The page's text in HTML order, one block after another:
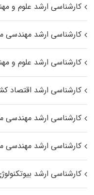
کارشناسی ارشد علوم و
کارشناسی ارشد مهندسی
کارشناسی ارشد علوم و
کارشناسی ارشد اقتصاد
کارشناسی ارشد مهندسی
کارشناسی ارشد مهندسی
کارشناسی ارشد